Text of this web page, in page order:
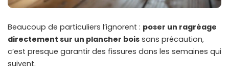
Beaucoup de particuliers l’ignorent : poser un ragréage
directement sur un plancher bois sans précaution,
c’est presque garantir des fissures dans les semaines qui
suivent.